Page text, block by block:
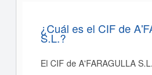
¿Cuál es el CIF de
S.L.?
El CIF de A'FARAGULLA